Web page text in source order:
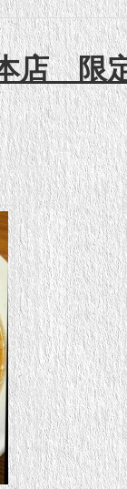
店 限